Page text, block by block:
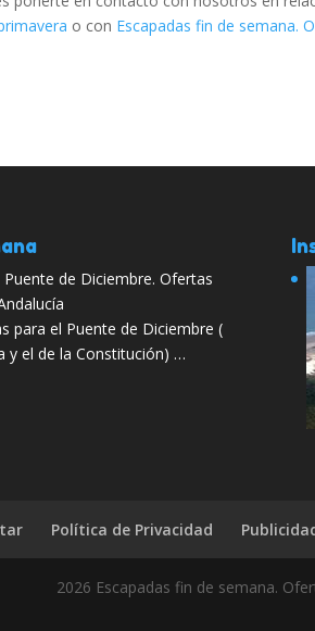
o con Escapadas fin de semana.
de Diciembre. Ofertas
para el Puente de Diciembre (
y el de la Constitución) …
Política de Privacidad
2026 Escapadas fin de semana.